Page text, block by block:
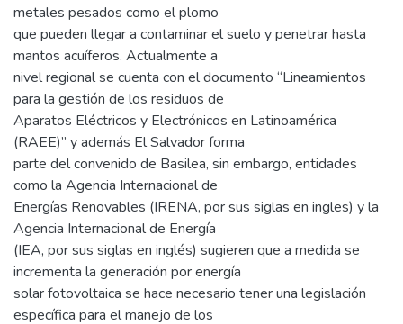
metales pesados como el plomo
que pueden llegar a contaminar el suelo y penetrar hasta
mantos acuíferos. Actualmente a
nivel regional se cuenta con el documento “Lineamientos
para la gestión de los residuos de
Aparatos Eléctricos y Electrónicos en Latinoamérica
(RAEE)” y además El Salvador forma
parte del convenido de Basilea, sin embargo, entidades
como la Agencia Internacional de
Energías Renovables (IRENA, por sus siglas en ingles) y la
Agencia Internacional de Energía
(IEA, por sus siglas en inglés) sugieren que a medida se
incrementa la generación por energía
solar fotovoltaica se hace necesario tener una legislación
específica para el manejo de los